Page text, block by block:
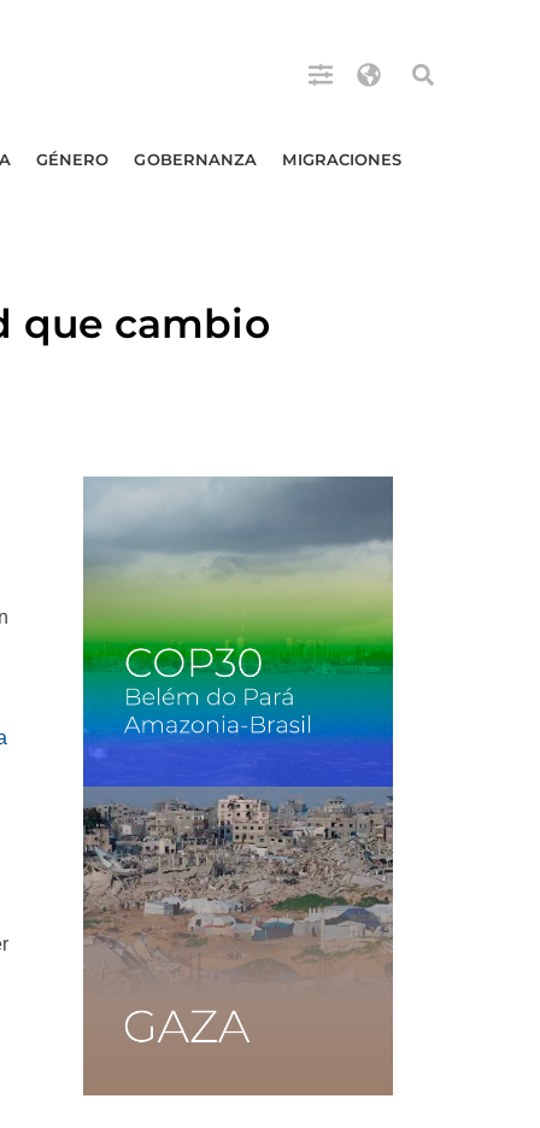
GÉNERO GOBERNANZA MIGRACIONES
que cambio